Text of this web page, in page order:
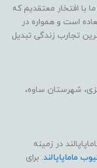
با افتخار معتقدیم که
است و همواره در
تجارب زندگی تبدیل
شهرستان ساوه،
در زمینه
ماماپاپالند. برای